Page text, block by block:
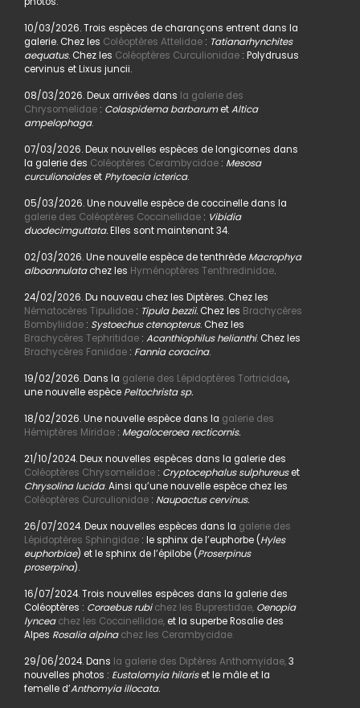
10/03/2026. Trois espèces de charançons entrent dans la
galerie. Chez les Coléoptères Attelidae: Tatianarhynchites
aequatus. Chez les Coléoptères Curculionidae: Polydrusus
cervinus et Lixus juncii.
08/03/2026. Deux arrivées dans la galerie des
Chrysomelidae: Colaspidema barbarumetAltica
ampelophaga.
07/03/2026. Deux nouvelles espèces de longicornes dans
la galerie des Coléoptères Cerambycidae: Mesosa
curculionoideset Phytoecia icterica.
05/03/2026. Une nouvelle espèce de coccinelle dans la
galerie des Coléoptères Coccinellidae: Vibidia
duodecimguttata.Elles sont maintenant 34.
02/03/2026. Une nouvelle espèce de tenthrède Macrophya
alboannulatachez les Hyménoptères Tenthredinidae.
24/02/2026. Du nouveau chez les Diptères. Chez les
Nématocères Tipulidae: Tipula bezzii. Chez les Brachycères
Bombyliidae: Systoechus ctenopterus. Chez les
Brachycères Tephritidae: Acanthiophilus helianthi. Chez les
Brachycères Faniidae: Fannia coracina.
19/02/2026. Dans la galerie des Lépidoptères Tortricidae,
une nouvelle espèce Peltochrista sp.
18/02/2026. Une nouvelle espèce dans la galerie des
Hémiptères Miridae: Megaloceroea recticornis.
21/10/2024. Deux nouvelles espèces dans la galerie des
Coléoptères Chrysomelidae: Cryptocephalus sulphureuset
Chrysolina lucida. Ainsi qu’une nouvelle espèce chez les
Coléoptères Curculionidae : Naupactus cervinus.
26/07/2024. Deux nouvelles espèces dans la galerie des
Lépidoptères Sphingidae: le sphinx de l’euphorbe (Hyles
euphorbiae) et le sphinx de l’épilobe (Proserpinus
proserpina).
16/07/2024. Trois nouvelles espèces dans la galerie des
Coléoptères : Coraebus rubi chez les Buprestidae, Oenopia
lyncea chez les Coccinellidae,et la superbe Rosalie des
Alpes Rosalia alpina chez les Cerambycidae.
29/06/2024. Dans la galerie des Diptères Anthomyidae,3
nouvelles photos : Eustalomyia hilariset le mâle et la
femelle d’Anthomyia illocata.